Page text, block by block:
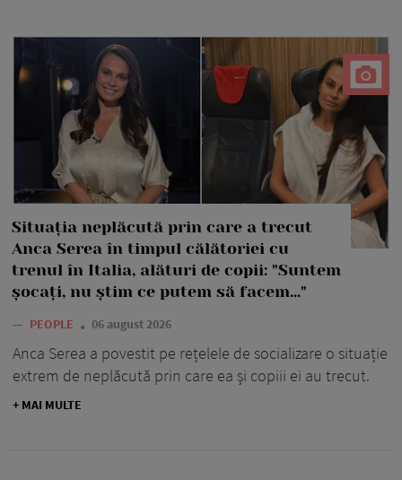
Situația neplăcută prin care a trecut
Anca Serea în timpul călătoriei cu
trenul în Italia, alături de copii: "Suntem
șocați, nu știm ce putem să facem..."
— PEOPLE 06 august 2026
Anca Serea a povestit pe rețelele de socializare o situație
extrem de neplăcută prin care ea și copiii ei au trecut.
+ MAI MULTE